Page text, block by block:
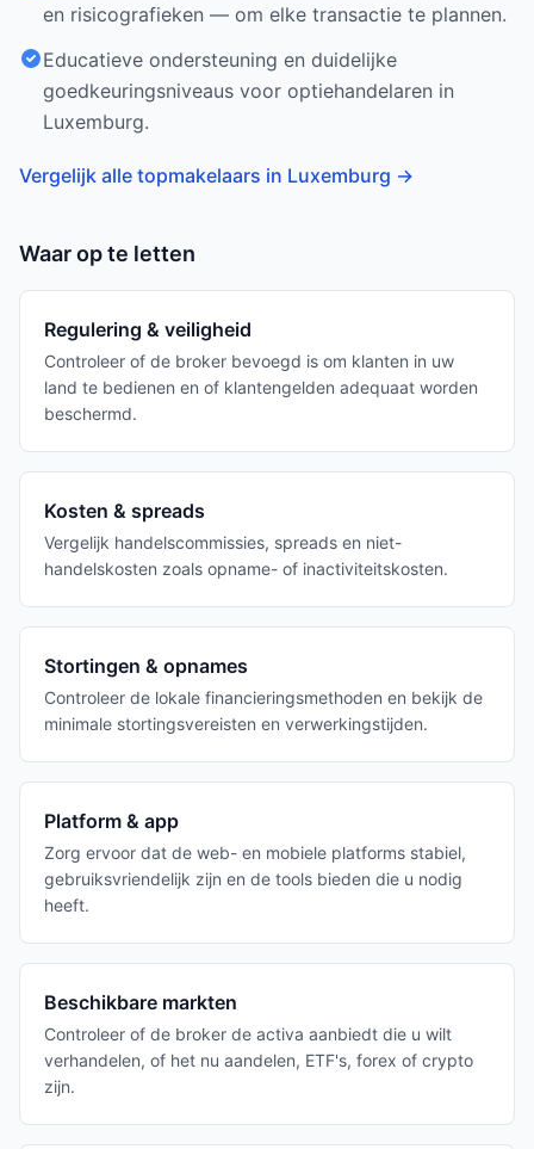
en risicografieken — om elke transactie te plannen.
Educatieve ondersteuning en duidelijke
goedkeuringsniveaus voor optiehandelaren in
Luxemburg.
Vergelijk alle topmakelaars in Luxemburg →
Waar op te letten
Regulering & veiligheid
Controleer of de broker bevoegd is om klanten in uw
land te bedienen en of klantengelden adequaat worden
beschermd.
Kosten & spreads
Vergelijk handelscommissies, spreads en niet-
handelskosten zoals opname- of inactiviteitskosten.
Stortingen & opnames
Controleer de lokale financieringsmethoden en bekijk de
minimale stortingsvereisten en verwerkingstijden.
Platform & app
Zorg ervoor dat de web- en mobiele platforms stabiel,
gebruiksvriendelijk zijn en de tools bieden die u nodig
heeft.
Beschikbare markten
Controleer of de broker de activa aanbiedt die u wilt
verhandelen, of het nu aandelen, ETF's, forex of crypto
zijn.